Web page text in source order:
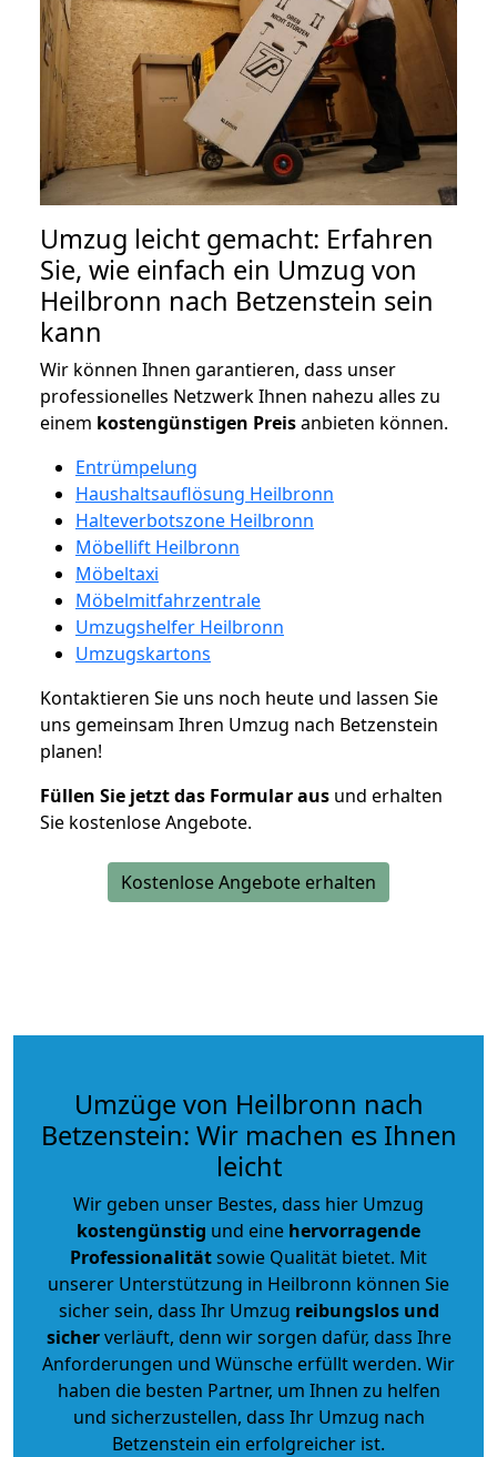
Umzug leicht gemacht: Erfahren
Sie, wie einfach ein Umzug von
Heilbronn nach Betzenstein sein
kann
Wir können Ihnen garantieren, dass unser
professionelles Netzwerk Ihnen nahezu alles zu
einem kostengünstigen Preisanbieten können.
Entrümpelung
Haushaltsauflösung Heilbronn
Halteverbotszone Heilbronn
Möbellift Heilbronn
Möbeltaxi
Möbelmitfahrzentrale
Umzugshelfer Heilbronn
Umzugskartons
Kontaktieren Sie uns noch heute und lassen Sie
uns gemeinsam Ihren Umzug nach Betzenstein
planen!
Füllen Sie jetzt das Formular aus und erhalten
Sie kostenlose Angebote.
Kostenlose Angebote erhalten
Umzüge von Heilbronn nach
Betzenstein: Wir machen es Ihnen
leicht
Wir geben unser Bestes, dass hier Umzug
kostengünstig und eine hervorragende
Professionalitätsowie Qualität bietet. Mit
unserer Unterstützung in Heilbronn können Sie
sicher sein, dass Ihr Umzug reibungslos und
sicherverläuft, denn wir sorgen dafür, dass Ihre
Anforderungen und Wünsche erfüllt werden. Wir
haben die besten Partner, um Ihnen zu helfen
und sicherzustellen, dass Ihr Umzug nach
Betzenstein ein erfolgreicher ist.